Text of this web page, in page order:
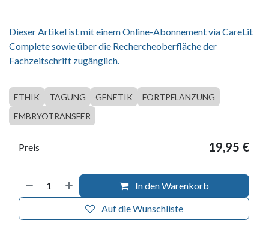
Dieser Artikel ist mit einem Online-Abonnement via CareLit
Complete sowie über die Rechercheoberfläche der
Fachzeitschrift zugänglich.
ETHIK TAGUNG GENETIK
FORTPFLANZUNG
EMBRYOTRANSFER
In den Warenkorb
Auf die Wunschliste
Preis 19,95 €